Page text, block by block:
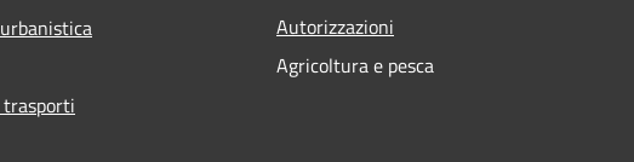
Autorizzazioni
Agricoltura e pesca